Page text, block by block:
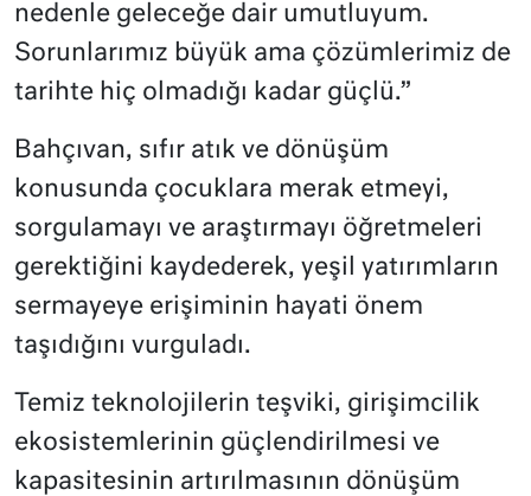
nedenle geleceğe dair umutluyum.
Sorunlarımız büyük ama çözümlerimiz de
tarihte hiç olmadığı kadar güçlü.”
Bahçıvan, sıfır atık ve dönüşüm
konusunda çocuklara merak etmeyi,
sorgulamayı ve araştırmayı öğretmeleri
gerektiğini kaydederek, yeşil yatırımların
sermayeye erişiminin hayati önem
taşıdığını vurguladı.
Temiz teknolojilerin teşviki, girişimcilik
ekosistemlerinin güçlendirilmesi ve
kapasitesinin artırılmasının dönüşüm